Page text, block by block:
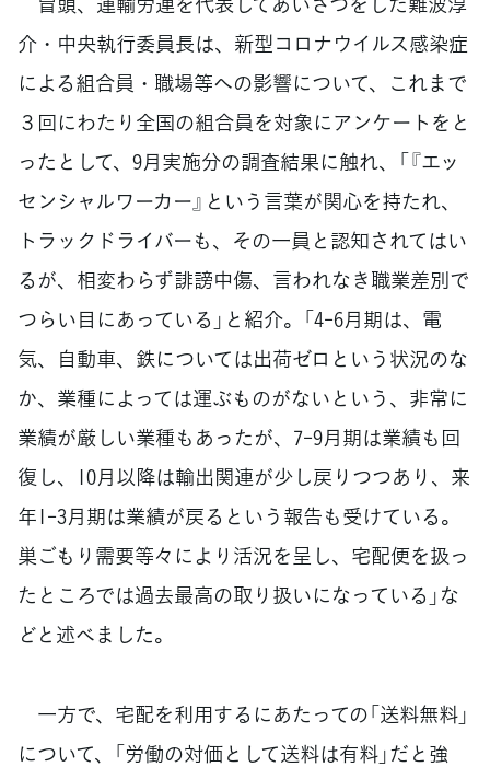
介・中央執行委員長は、新型コロナウイルス感染症
による組合員・職場等への影響について、これまで
３回にわたり全国の組合員を対象にアンケートをと
ったとして、9月実施分の調査結果に触れ、「『エッ
センシャルワーカー』という言葉が関心を持たれ、
トラックドライバーも、その一員と認知されてはい
るが、相変わらず誹謗中傷、言われなき職業差別で
つらい目にあっている」と紹介。「4-6月期は、電
気、自動車、鉄については出荷ゼロという状況のな
か、業種によっては運ぶものがないという、非常に
業績が厳しい業種もあったが、7-9月期は業績も回
復し、10月以降は輸出関連が少し戻りつつあり、来
年1-3月期は業績が戻るという報告も受けている。
巣ごもり需要等々により活況を呈し、宅配便を扱っ
たところでは過去最高の取り扱いになっている」な
どと述べました。
一方で、宅配を利用するにあたっての「送料無料」
について、「労働の対価として送料は有料」だと強